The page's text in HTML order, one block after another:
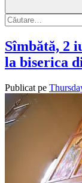
Sîmbătă, 2
la biserica
Publicat pe